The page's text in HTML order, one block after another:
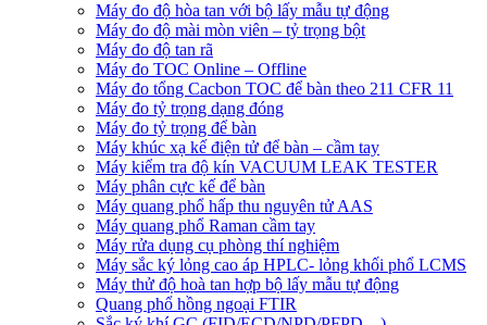
Máy đo độ hòa tan với bộ lấy mẫu tự động
Máy đo độ mài mòn viên – tỷ trọng bột
Máy đo độ tan rã
Máy đo TOC Online – Offline
Máy đo tổng Cacbon TOC để bàn theo 211 CFR 11
Máy đo tỷ trọng dạng đóng
Máy đo tỷ trọng để bàn
Máy khúc xạ kế điện tử để bàn – cầm tay
Máy kiểm tra độ kín VACUUM LEAK TESTER
Máy phân cực kế để bàn
Máy quang phổ hấp thu nguyên tử AAS
Máy quang phổ Raman cầm tay
Máy rửa dụng cụ phòng thí nghiệm
Máy sắc ký lỏng cao áp HPLC- lỏng khối phổ LCMS
Máy thử độ hoà tan hợp bộ lấy mẫu tự động
Quang phổ hồng ngoại FTIR